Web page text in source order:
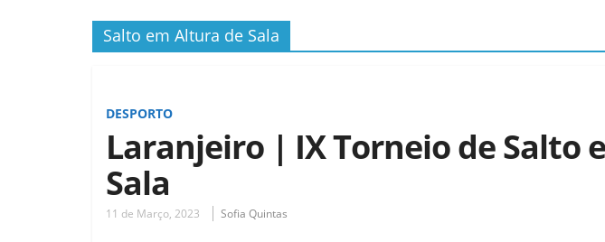
Salto em Altura de Sala
DESPORTO
Laranjeiro | IX Torneio de Salto
Sala
11 de Março, 2023 Sofia Quintas